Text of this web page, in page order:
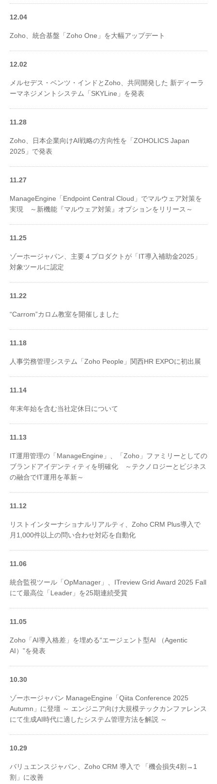
12.04
Zoho、統合基盤「Zoho One」を大幅アップデート
12.02
メルセデス・ベンツ・インドとZoho、共同開発した 新ディーラ
ーマネジメントシステム「SKYLine」を発表
11.28
Zoho、日本企業向けAI戦略の方向性を「ZOHOLICS Japan
2025」で発表
11.27
ManageEngine「Endpoint Central Cloud」でマルウェア対策を
実現 ～新機能『マルウェア対策』オプションをリリース～
11.25
ゾーホージャパン、主要４プロダクトが「IT導入補助金2025」
対象ツールに認定
11.22
“Carrom”カロム教室を開催しました
11.18
人事労務管理システム「Zoho People」関西HR EXPOに初出展
11.14
年末年始を含む当社定休日について
11.13
IT運用管理の「ManageEngine」、「Zoho」ファミリーとしての
ブランドアイデンティティを明確化 ～テクノロジーとビジネス
の融合でIT運用を革新～
11.12
リストインターナショナルリアルティ、Zoho CRM Plus導入で
月1,000件以上の問い合わせ対応を自動化
11.06
統合監視ツール「OpManager」、ITreview Grid Award 2025 Fall
にて最高位「Leader」を25期連続受賞
11.05
Zoho「AI導入格差」を埋める“エージェント型AI （Agentic
AI）”を発表
10.30
ゾーホージャパン ManageEngine「Qiita Conference 2025
Autumn」に登壇 ～ エンジニア向け大規模テックカンファレンス
にて生成AI時代に適したシステム管理方法を解説 ～
10.29
バリュエンスジャパン、Zoho CRM 導入で 「機会損失4割→1
割」に改善